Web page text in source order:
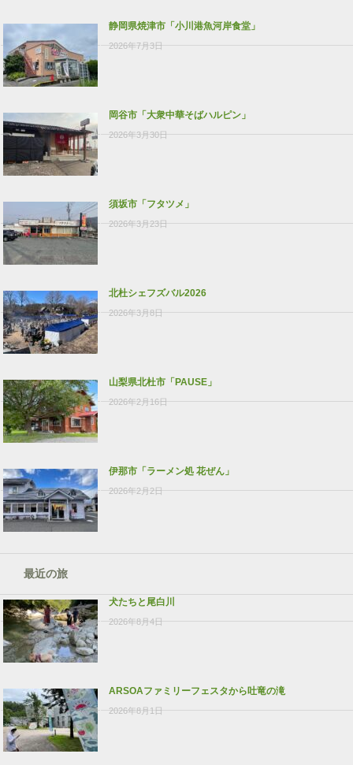
静岡県焼津市「小川港魚河岸食堂」
2026年7月3日
岡谷市「大衆中華そばハルピン」
2026年3月30日
須坂市「フタツメ」
2026年3月23日
北杜シェフズバル2026
2026年3月8日
山梨県北杜市「PAUSE」
2026年2月16日
伊那市「ラーメン処 花ぜん」
2026年2月2日
最近の旅
犬たちと尾白川
2026年8月4日
ARSOAファミリーフェスタから吐竜の滝
2026年8月1日